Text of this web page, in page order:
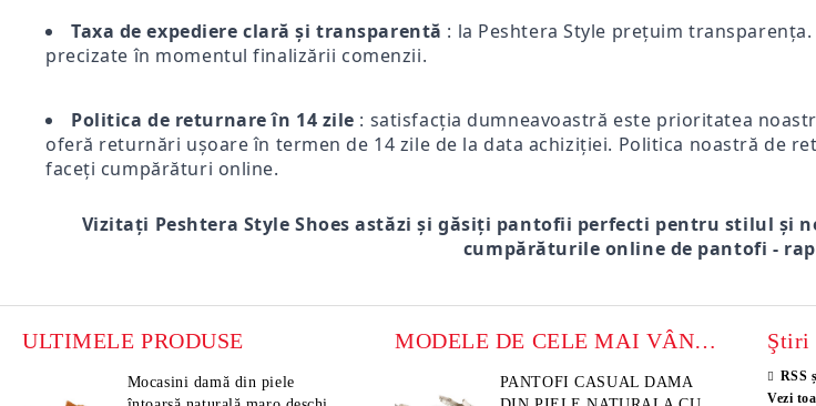
Taxa de expediere clară și transparentă : la Peshtera Style prețuim
precizate în momentul finalizării comenzii.
Politica de returnare în 14 zile : satisfacția dumneavoastră este prioritatea
oferă returnări ușoare în termen de 14 zile de la data achiziției. Politica noastră de
faceți cumpărături online.
Vizitați Peshtera Style Shoes astăzi și găsiți pantofii perfecti pentru stilul și
cumpărăturile online de pantofi -
ULTIMELE PRODUSE
Mocasini damă din piele
Mocasini damă din piele
MODELE DE CELE MAI VÂNZATE
PANTOFI CASUAL DAMA
Ştiri
RSS
Vezi